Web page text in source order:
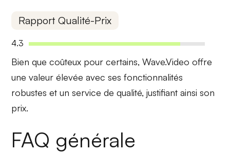
Rapport Qualité-Prix
4.3
Bien quecoûteux pour certains, Wave.Video offre
une valeur élevée avec ses fonctionnalités
robustes et un service de qualité, justifiant ainsi son
prix.
FAQ générale